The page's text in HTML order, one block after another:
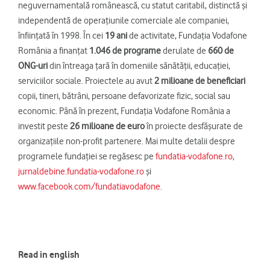
neguvernamentală românească, cu statut caritabil, distinctă şi
independentă de operaţiunile comerciale ale companiei,
înfiinţată în 1998. În cei 19 anide activitate, Fundaţia Vodafone
România a finanţat 1.046de programederulate de 660 de
ONG-uridin întreaga țară în domeniile sănătăţii, educaţiei,
serviciilor sociale. Proiectele au avut 2 milioanede beneficiari
copii, tineri, bătrâni, persoane defavorizate fizic, social sau
economic. Până în prezent, Fundaţia Vodafone România a
investit peste 26 milioane de euroîn proiecte desfăşurate de
organizaţiile non-profit partenere. Mai multe detalii despre
programele fundaţiei se regăsesc pe fundatia-vodafone.ro,
jurnaldebine.fundatia-vodafone.ro și
www.facebook.com/fundatiavodafone.
Read in english